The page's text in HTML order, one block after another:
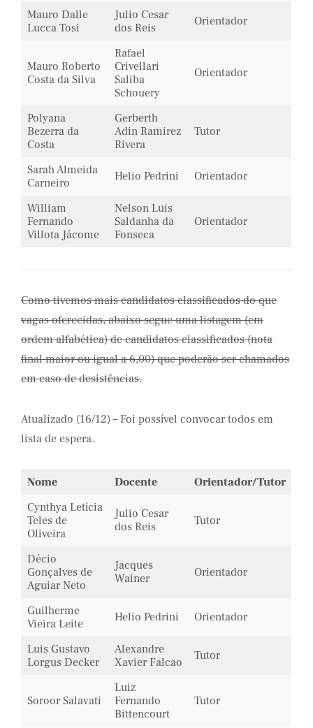
Mauro Dalle
Lucca Tosi
Julio Cesar
dos Reis
Orientador
Mauro Roberto
Costa da Silva
Rafael
Crivellari
Saliba
Schouery
Orientador
Polyana
Bezerra da
Costa
Gerberth
Adin Ramirez
Rivera
Tutor
Sarah Almeida
Carneiro
Helio Pedrini Orientador
William
Fernando
Villota Jácome
Nelson Luis
Saldanha da
Fonseca
Orientador
Como tivemos mais candidatos classificados do que
vagas oferecidas, abaixo segue uma listagem (em
ordem alfabética) de candidatos classificados (nota
final maior ou igual a 6,00) que poderão ser chamados
em caso de desistências.
Atualizado (16/12) – Foi possível convocar todos em
lista de espera.
Nome Docente
Orientador/Tutor
Cynthya Letícia
Teles de
Oliveira
Julio Cesar
dos Reis
Tutor
Décio
Gonçalves de
Aguiar Neto
Jacques
Wainer
Orientador
Guilherme
Vieira Leite
Helio Pedrini Orientador
Luis Gustavo
Lorgus Decker
Alexandre
Xavier Falcao
Tutor
Soroor Salavati
Luiz
Fernando
Bittencourt
Tutor